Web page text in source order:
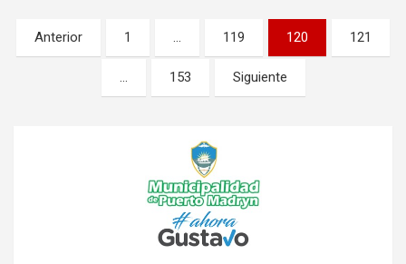
Paginación
de
entradas
Anterior 1 … 119 120 121
… 153 Siguiente